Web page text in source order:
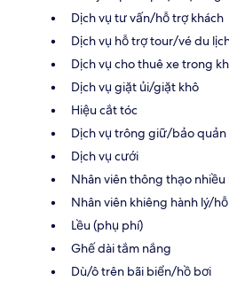
Dịch vụ tư vấn/hỗ trợ khách
Dịch vụ hỗ trợ tour/vé du
Dịch vụ cho thuê xe trong
Dịch vụ giặt ủi/giặt khô
Hiệu cắt tóc
Dịch vụ trông giữ/bảo quản
Dịch vụ cưới
Nhân viên thông thạo
Nhân viên khiêng hành lý/
Lều (phụ phí)
Ghế dài tắm nắng
Dù/ô trên bãi biển/hồ bơi